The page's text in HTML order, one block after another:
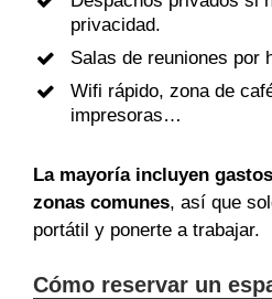
privacidad.
Salas de reuniones por
Wifi rápido, zona de
impresoras…
La mayoría incluyen
zonas comunes, así que
portátil y ponerte a trabajar.
Cómo reservar un